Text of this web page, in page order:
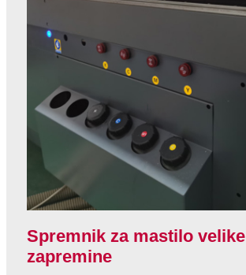
Spremnik za mastilo velike
zapremine